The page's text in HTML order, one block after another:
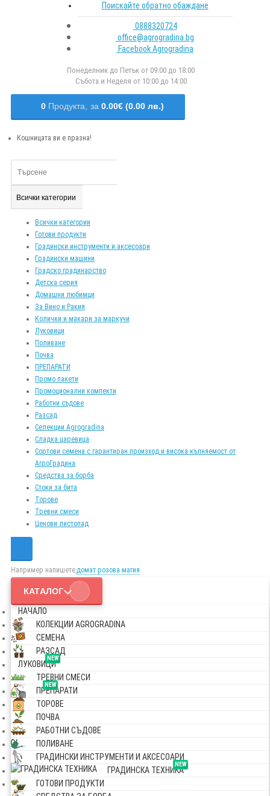
Поискайте обратно обаждане
0888320724
office@agrogradina.bg
Facebook Agrogradina
Понеделник до Петък от 09:00 до 18:00
Събота и Неделя от 10:00 до 14:00
0 Продукта, за 0.00€ (0.00 лв.)
Кошницата ви е празна!
Всички категории
Всички категории
Готови продукти
Градински инструменти и аксесоари
Градински машини
Градско градинарство
Детска серия
Домашни любимци
За Вино и Ракия
Колички и макари за маркучи
Луковици
Поливане
Почва
ПРЕПАРАТИ
Промо пакети
Промоционални компекти
Работни съдове
Разсад
Селекции Agrogradina
Сладка царевица
Сортови семена с гарантиран произход и висока кълняемост от
АгроГрадина
Средства за борба
Стоки за бита
Торове
Тревни смеси
Ценови листопад
Например напишете,домат розова магия
КАТАЛОГ
НАЧАЛО
КОЛЕКЦИИ AGROGRADINA
СЕМЕНА
РАЗСАД
NEW
ЛУКОВИЦИ
ТРЕВНИ СМЕСИ
NEW
ПРЕПАРАТИ
ТОРОВЕ
ПОЧВА
РАБОТНИ СЪДОВЕ
ПОЛИВАНЕ
ГРАДИНСКИ ИНСТРУМЕНТИ И АКСЕСОАРИ
NEW
ГРАДИНСКА ТЕХНИКА
ГОТОВИ ПРОДУКТИ